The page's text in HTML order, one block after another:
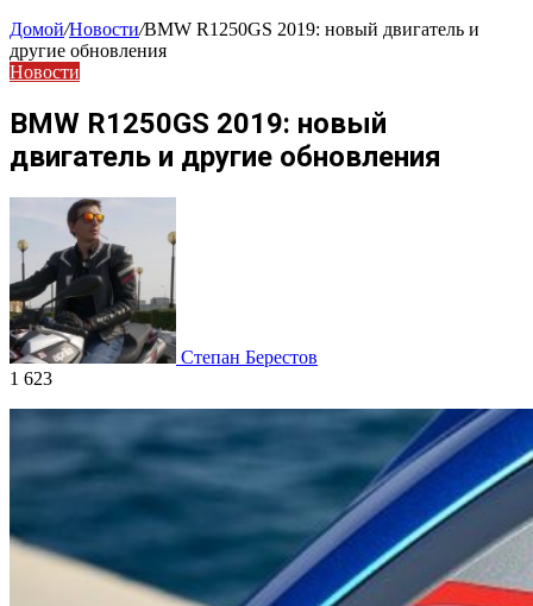
Домой/Новости/BMW R1250GS 2019: новый двигатель и
другие обновления
Новости
BMW R1250GS 2019: новый
двигатель и другие обновления
Степан Берестов
1 623